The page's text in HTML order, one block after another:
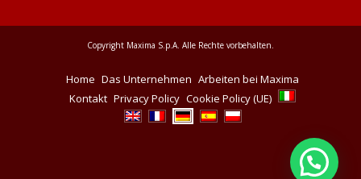
Copyright Maxima S.p.A. Alle Rechte vorbehalten.
Home Das Unternehmen Arbeiten bei Maxima
Kontakt Privacy Policy Cookie Policy (UE)